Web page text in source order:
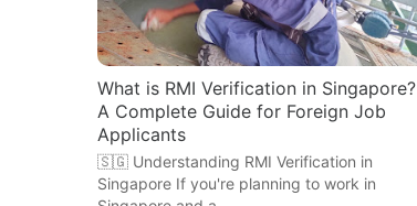
What is RMI Verification in Singapore?
A Complete Guide for Foreign Job
Applicants
🇸🇬 Understanding RMI Verification in
Singapore If you're planning to work in